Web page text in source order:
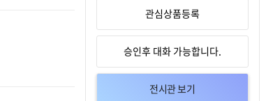
관심상품등록
승인후 대화 가능합니다.
전시관 보기